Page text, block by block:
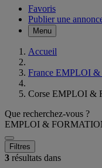
Favoris
Publier une
Menu
Accueil
France EMPLOI
Corse EMPLOI &
Que recherchez-vous ?
EMPLOI &
Filtres
3 résultats dans